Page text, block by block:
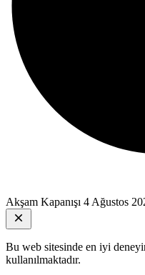
Akşam Kapanışı 4 Ağustos
Bu web sitesinde en iyi
kullanılmaktadır.